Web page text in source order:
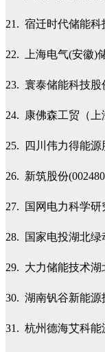
21. 宿迁时代储能科
22. 上海电气(安徽)
23. 寰泰储能科技股
24. 康佛森工贸（上
25. 四川伟力得能源
26. 新筑股份
27. 国网电力科学研
28. 国家电投湖北绿
29. 大力储能技术湖
30. 湖南钒谷新能源
31. 杭州德海艾科能